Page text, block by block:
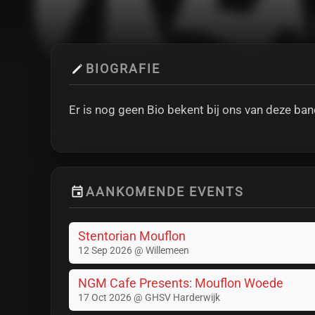
BIOGRAFIE
Er is nog geen Bio bekent bij ons van deze
AANKOMENDE EVENTS
Stentorian Mouflon
12 Sep 2026 @ Willemeen
NGM Cafe Presents: Mouflon Woede
17 Oct 2026 @ GHSV Harderwijk